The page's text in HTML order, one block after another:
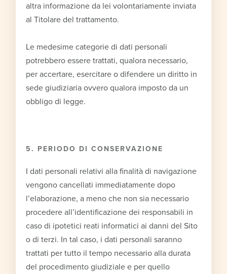
altra informazione da lei volontariamente inviata
al Titolare del trattamento.
Le medesime categorie di dati personali
potrebbero essere trattati, qualora necessario,
per accertare, esercitare o difendere un diritto in
sede giudiziaria ovvero qualora imposto da un
obbligo di legge.
5. PERIODO DI CONSERVAZIONE
I dati personali relativi alla finalità di navigazione
vengono cancellati immediatamente dopo
l’elaborazione, a meno che non sia necessario
procedere all’identificazione dei responsabili in
caso di ipotetici reati informatici ai danni del Sito
o di terzi. In tal caso, i dati personali saranno
trattati per tutto il tempo necessario alla durata
del procedimento giudiziale e per quello